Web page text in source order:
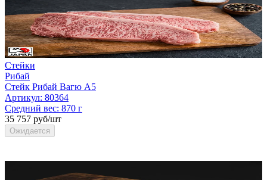
Стейки
Рибай
Стейк Рибай Вагю А5
Артикул: 80364
Средний вес: 870 г
35 757 руб/шт
Ожидается